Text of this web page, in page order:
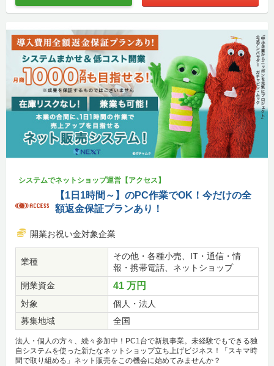
システムでネットショップ運営【アクセス】
【1日1時間～】のPC作業でOK！今だけの全
額返金保証プランあり！
開業お祝い金対象企業
業種
その他・各種小売、IT・通信・情
報・携帯電話、ネットショップ
開業資金
41 万円
対象
個人・法人
募集地域
全国
法人・個人の方々、続々参加中！PC1台で新規事業。未経験でもできる独
自システムを使った新たなネットショップ立ち上げビジネス！「スキマ時
間で取り組める」ネット販売をこの機会に始めてみませんか？